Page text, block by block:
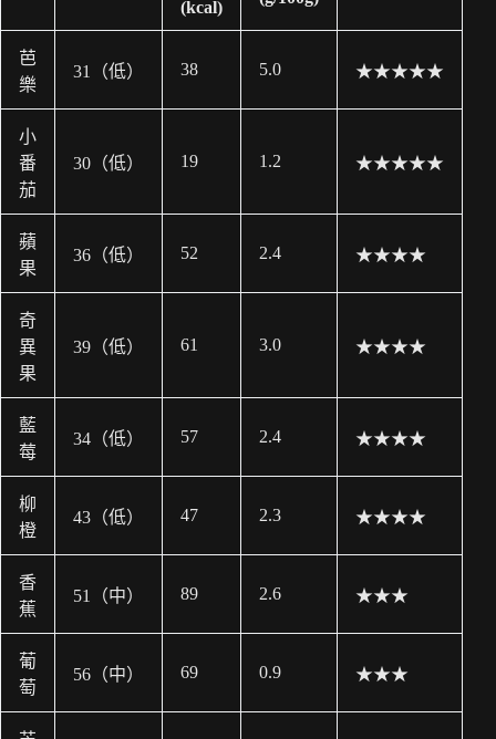
(kcal)
芭
樂
31（低） 38 5.0 ★★★★★
小
番
茄
30（低） 19 1.2 ★★★★★
蘋
果
36（低） 52 2.4 ★★★★
奇
異
果
39（低） 61 3.0 ★★★★
藍
莓
34（低） 57 2.4 ★★★★
柳
橙
43（低） 47 2.3 ★★★★
香
蕉
51（中） 89 2.6 ★★★
葡
萄
56（中） 69 0.9 ★★★